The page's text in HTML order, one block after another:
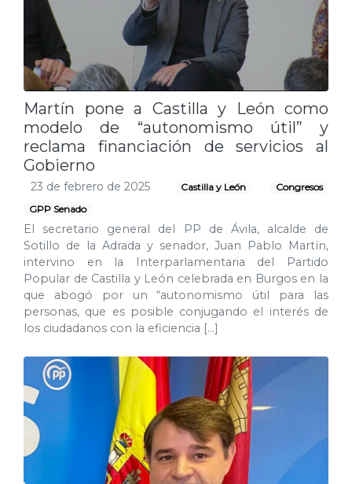
Martín pone a Castilla y León como
modelo de “autonomismo útil” y
reclama financiación de servicios al
Gobierno
23 de febrero de 2025 Castilla y León
Congresos
GPP Senado
El secretario general del PP de Ávila, alcalde de
Sotillo de la Adrada y senador, Juan Pablo Martín,
intervino en la Interparlamentaria del Partido
Popular de Castilla y León celebrada en Burgos en la
que abogó por un “autonomismo útil para las
personas, que es posible conjugando el interés de
los ciudadanos con la eficiencia […]